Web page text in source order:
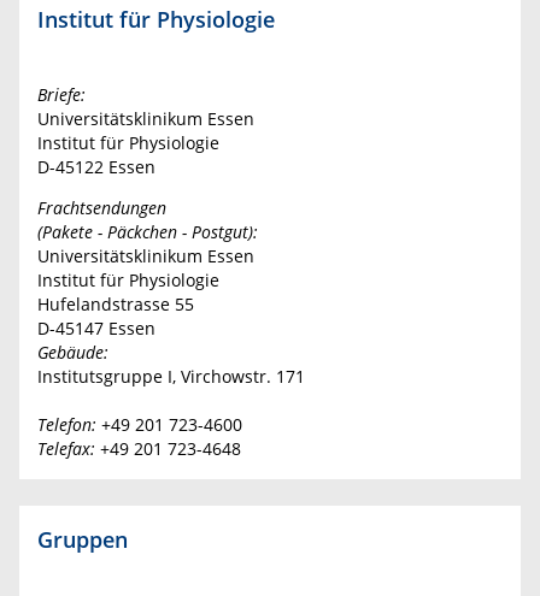
Institut für Physiologie
Briefe:
Universitätsklinikum Essen
Institut für Physiologie
D-45122 Essen
Frachtsendungen
(Pakete - Päckchen - Postgut):
Universitätsklinikum Essen
Institut für Physiologie
Hufelandstrasse 55
D-45147 Essen
Gebäude:
Institutsgruppe I, Virchowstr. 171
Telefon: +49 201 723-4600
Telefax: +49 201 723-4648
Gruppen